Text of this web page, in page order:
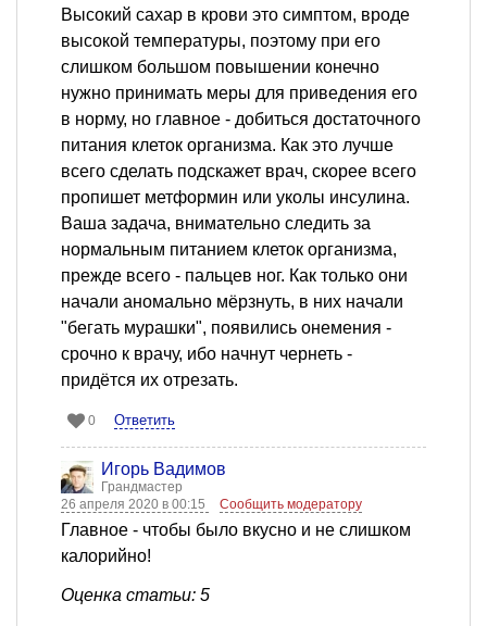
Высокий сахар в крови это симптом, вроде
высокой температуры, поэтому при его
слишком большом повышении конечно
нужно принимать меры для приведения его
в норму, но главное - добиться достаточного
питания клеток организма. Как это лучше
всего сделать подскажет врач, скорее всего
пропишет метформин или уколы инсулина.
Ваша задача, внимательно следить за
нормальным питанием клеток организма,
прежде всего - пальцев ног. Как только они
начали аномально мёрзнуть, в них начали
"бегать мурашки", появились онемения -
срочно к врачу, ибо начнут чернеть -
придётся их отрезать.
0 Ответить
Игорь Вадимов
Грандмастер
26 апреля 2020 в 00:15
Сообщить модератору
Главное - чтобы было вкусно и не слишком
калорийно!
Оценка статьи: 5